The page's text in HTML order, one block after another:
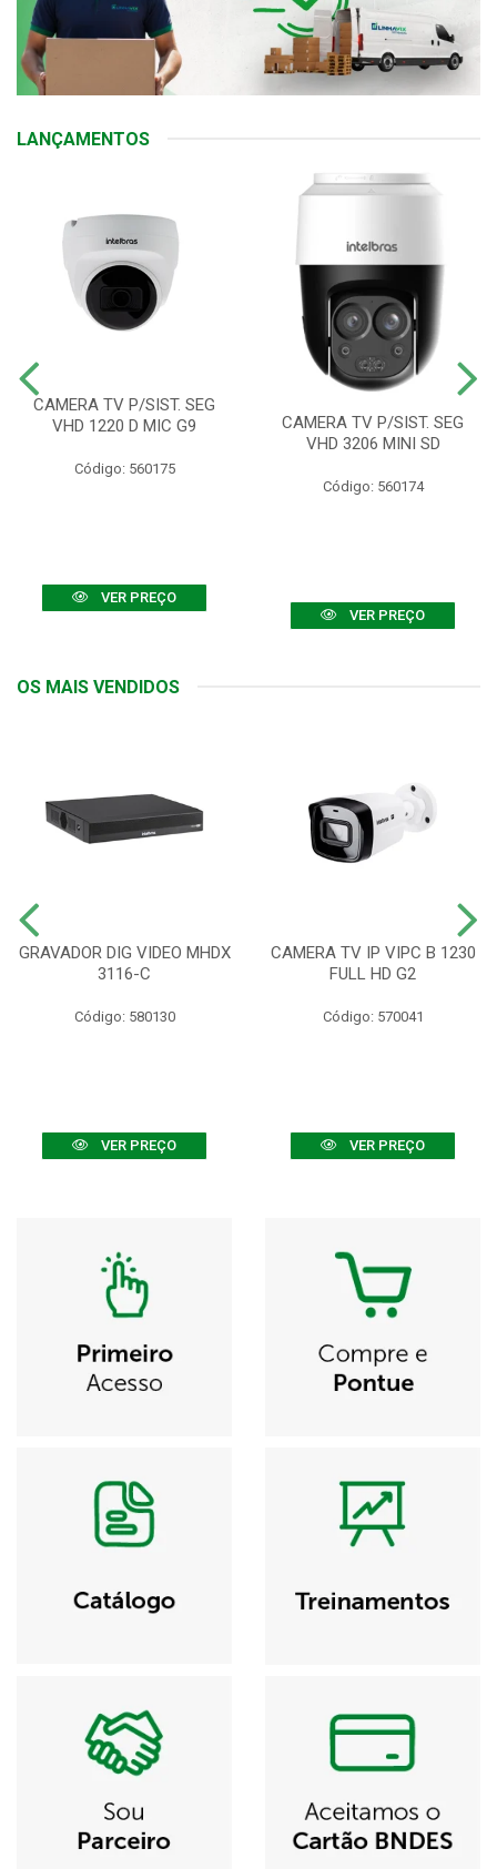
LANÇAMENTOS
CAMERA TV P/SIST. SEG
VHD 1220 D MIC G9
Código: 560175
VER PREÇO
CAMERA TV P/SIST. SEG
VHD 3206 MINI SD
Código: 560174
VER PREÇO
OS MAIS VENDIDOS
GRAVADOR DIG VIDEO MHDX
3116-C
Código: 580130
VER PREÇO
CAMERA TV IP VIPC B 1230
FULL HD G2
Código: 570041
VER PREÇO